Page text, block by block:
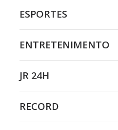
ESPORTES
ENTRETENIMENTO
JR 24H
RECORD